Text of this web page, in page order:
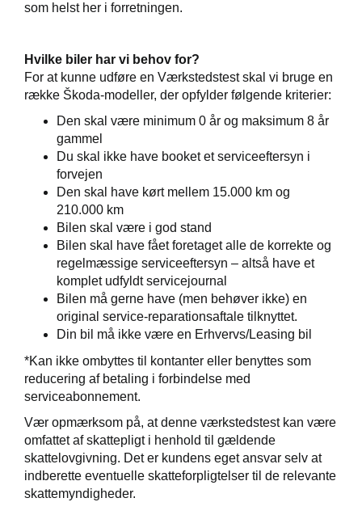
som helst her i forretningen.
Hvilke biler har vi behov for?
For at kunne udføre en Værkstedstest skal vi bruge en
række Škoda-modeller, der opfylder følgende kriterier:
Den skal være minimum 0 år og maksimum 8 år
gammel
Du skal ikke have booket et serviceeftersyn i
forvejen
Den skal have kørt mellem 15.000 km og
210.000 km
Bilen skal være i god stand
Bilen skal have fået foretaget alle de korrekte og
regelmæssige serviceeftersyn – altså have et
komplet udfyldt servicejournal
Bilen må gerne have (men behøver ikke) en
original service-reparationsaftale tilknyttet.
Din bil må ikke være en Erhvervs/Leasing bil
*Kan ikke ombyttes til kontanter eller benyttes som
reducering af betaling i forbindelse med
serviceabonnement.
Vær opmærksom på, at denne værkstedstest kan være
omfattet af skattepligt i henhold til gældende
skattelovgivning. Det er kundens eget ansvar selv at
indberette eventuelle skatteforpligtelser til de relevante
skattemyndigheder.